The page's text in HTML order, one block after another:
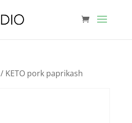
/ KETO pork paprikash